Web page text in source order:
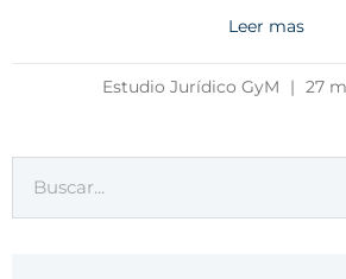
Leer mas
Estudio Jurídico GyM 27